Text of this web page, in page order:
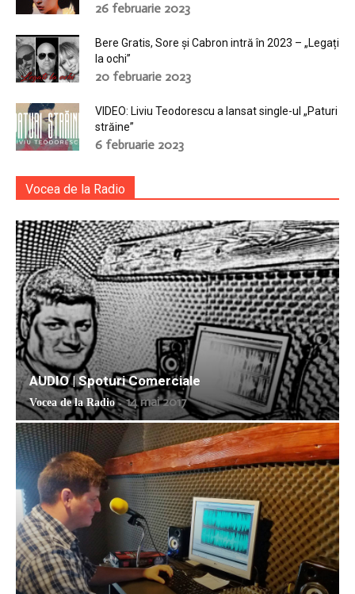
26 februarie 2023
Bere Gratis, Sore și Cabron intră în 2023 – „Legați
la ochi”
20 februarie 2023
VIDEO: Liviu Teodorescu a lansat single-ul „Paturi
străine”
6 februarie 2023
Vocea de la Radio
AUDIO | Spoturi Comerciale
Vocea de la Radio - 14 mai 2017